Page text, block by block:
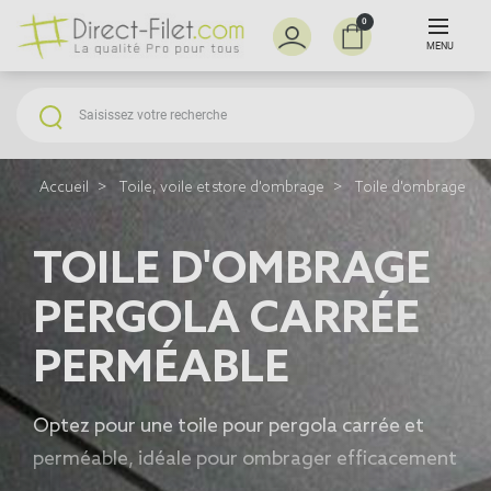
0
MENU
Accueil Toile, voile et store d'ombrage Toile d'ombrage
TOILE D'OMBRAGE
PERGOLA CARRÉE
PERMÉABLE
Optez pour une toile pour pergola carrée et
perméable, idéale pour ombrager efficacement